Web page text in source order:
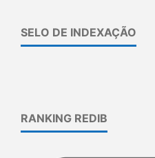
SELO DE INDEXAÇÃO
RANKING REDIB